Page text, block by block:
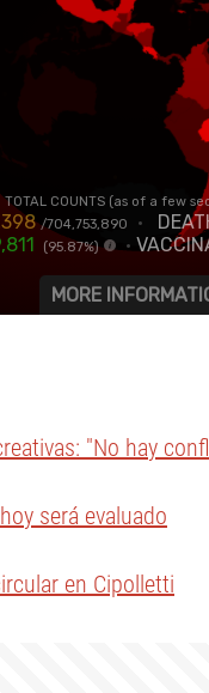
"No hay
será evaluado
en Cipolletti